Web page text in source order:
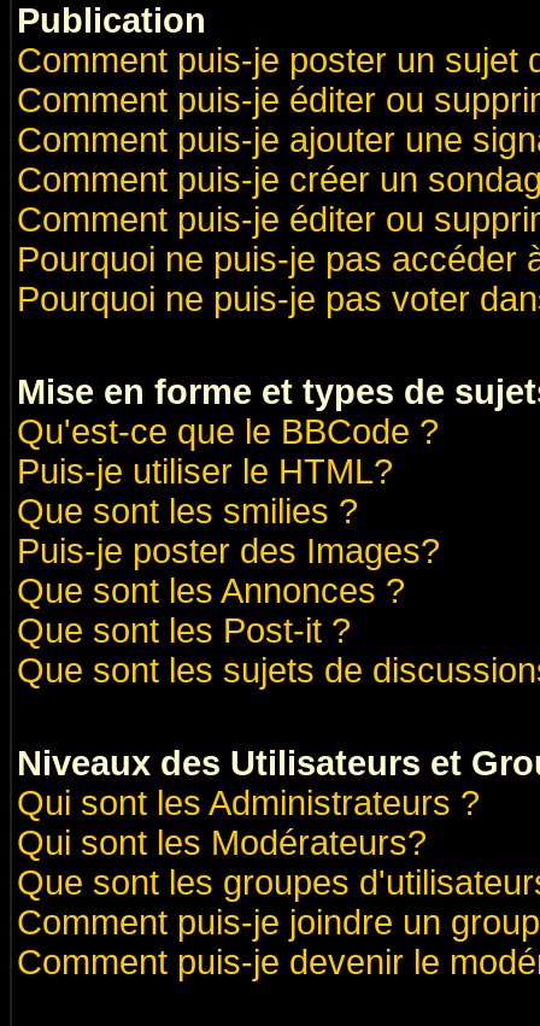
Publication
Comment puis-je poster un sujet
Comment puis-je éditer ou
Comment puis-je ajouter une
Comment puis-je créer un
Comment puis-je éditer ou
Pourquoi ne puis-je pas accéder
Pourquoi ne puis-je pas voter
Mise en forme et types de
Qu'est-ce que le BBCode ?
Puis-je utiliser le HTML?
Que sont les smilies ?
Puis-je poster des Images?
Que sont les Annonces ?
Que sont les Post-it ?
Que sont les sujets de
Niveaux des Utilisateurs et
Qui sont les Administrateurs ?
Qui sont les Modérateurs?
Que sont les groupes
Comment puis-je joindre un
Comment puis-je devenir le